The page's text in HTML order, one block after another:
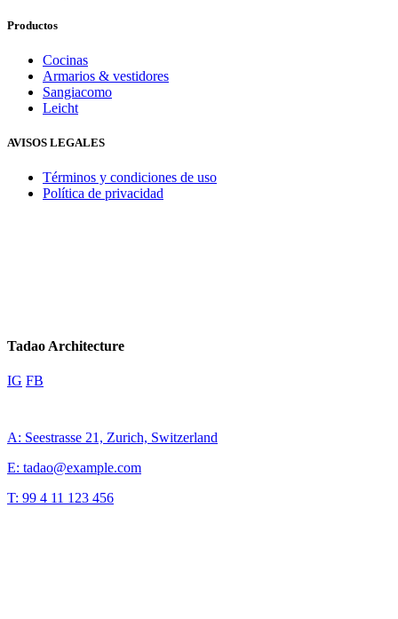
Productos
Cocinas
Armarios & vestidores
Sangiacomo
Leicht
AVISOS LEGALES
Términos y condiciones de uso
Política de privacidad
Tadao Architecture
IG FB
A: Seestrasse 21, Zurich, Switzerland
E: tadao@example.com
T: 99 4 11 123 456